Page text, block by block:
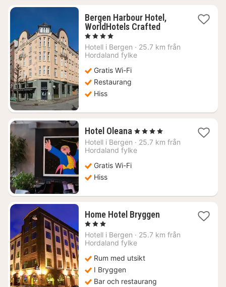
Bergen Harbour Hotel,
WorldHotels Crafted1
från
, 4 Stjärnor
Hotell i Bergen · 25.7 km från
Hordaland fylke
Gratis Wi-Fi
Restaurang
Hiss
Hotel Oleana 1
natt
från
, 4 Stjärnor
Hotell i Bergen · 25.7 km från
Hordaland fylke
Gratis Wi-Fi
Hiss
Home Hotel Bryggen1
från
, 3 Stjärnor
Hotell i Bergen · 25.7 km från
Hordaland fylke
Rum med utsikt
I Bryggen
Bar och restaurang